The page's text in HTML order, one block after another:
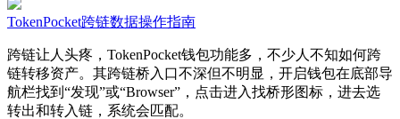
TokenPocket跨链数据操作指南
跨链让人头疼，TokenPocket钱包功能多，不少人不知如何跨
链转移资产。其跨链桥入口不深但不明显，开启钱包在底部导
航栏找到“发现”或“Browser”，点击进入找桥形图标，进去选
转出和转入链，系统会匹配。